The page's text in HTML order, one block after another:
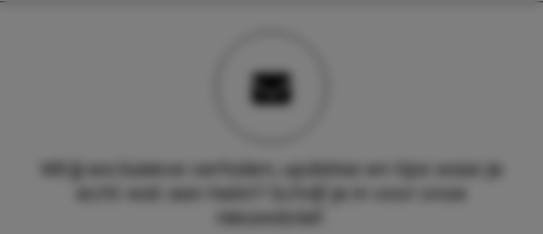
Wil jij exclusieve verhalen, updates en tips waar je
echt wat aan hebt? Schrijf je in voor onze
nieuwsbrief.